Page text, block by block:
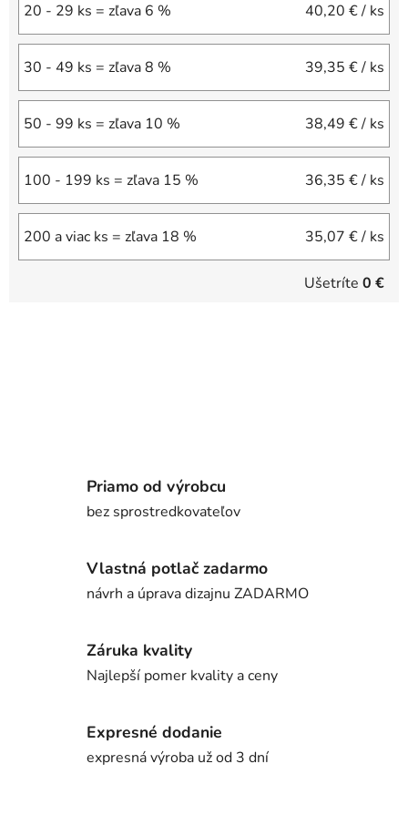
20 - 29 ks = zľava 6 % 40,20 €/ ks
30 - 49 ks = zľava 8 % 39,35 €/ ks
50 - 99 ks = zľava 10 % 38,49 €/ ks
100 - 199 ks = zľava 15 % 36,35 €/ ks
200 a viac ks = zľava 18 % 35,07 €/ ks
Ušetríte 0 €
Priamo od výrobcu
bez sprostredkovateľov
Vlastná potlač zadarmo
návrh a úprava dizajnu ZADARMO
Záruka kvality
Najlepší pomer kvality a ceny
Expresné dodanie
expresná výroba už od 3 dní